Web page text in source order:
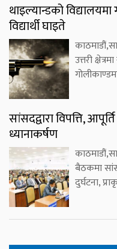
थाइल्यान्डको
विद्यार्थी घाइते
उत्तरी
सांसदद्वारा विपत्ति,
ध्यानाकर्षण
बैठकमा
दुर्घटना,